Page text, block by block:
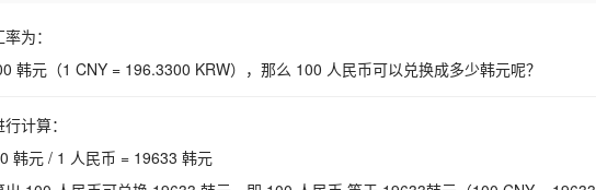
为：
韩元（1 CNY = 196.3300 KRW），那么 100 人民币可以兑换成多少韩元呢？
计算：
韩元 / 1 人民币 = 19633 韩元